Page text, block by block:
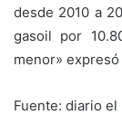
desde 2010 a
gasoil por
menor» expresó
Fuente: diario